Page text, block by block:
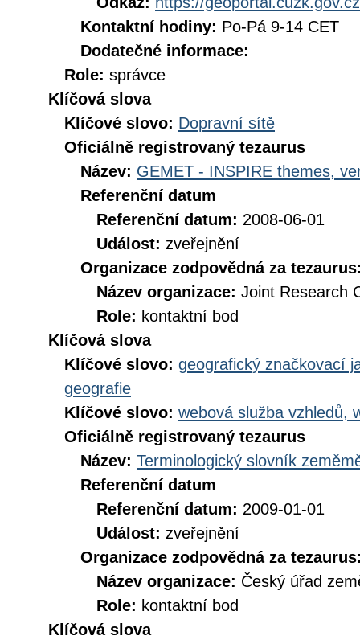
Kontaktní hodiny: Po-Pá 9-14 CET
Dodatečné informace:
Role: správce
Klíčová slova
Klíčové slovo: Dopravní sítě
Oficiálně registrovaný tezaurus
Název: GEMET - INSPIRE themes,
Referenční datum
Referenční datum: 2008-06-01
Událost: zveřejnění
Organizace zodpovědná za
Název organizace: Joint Research
Role: kontaktní bod
Klíčová slova
Klíčové slovo: geografický značkovací
geografie
Klíčové slovo: webová služba vzhledů,
Oficiálně registrovaný tezaurus
Název: Terminologický slovník
Referenční datum
Referenční datum: 2009-01-01
Událost: zveřejnění
Organizace zodpovědná za
Název organizace: Český úřad
Role: kontaktní bod
Klíčová slova